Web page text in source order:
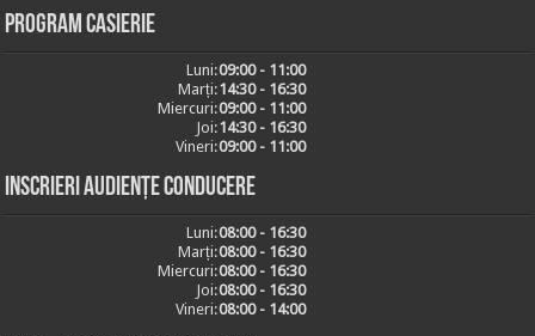
Program casierie
Luni:09:00 - 11:00
Marți:14:30 - 16:30
Miercuri:09:00 - 11:00
Joi:14:30 - 16:30
Vineri:09:00 - 11:00
Inscrieri audiențe conducere
Luni:08:00 - 16:30
Marți:08:00 - 16:30
Miercuri:08:00 - 16:30
Joi:08:00 - 16:30
Vineri:08:00 - 14:00